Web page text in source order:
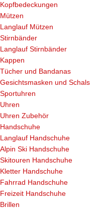
Kopfbedeckungen
Mützen
Langlauf Mützen
Stirnbänder
Langlauf Stirnbänder
Kappen
Tücher und Bandanas
Gesichtsmasken und Schals
Sportuhren
Uhren
Uhren Zubehör
Handschuhe
Langlauf Handschuhe
Alpin Ski Handschuhe
Skitouren Handschuhe
Kletter Handschuhe
Fahrrad Handschuhe
Freizeit Handschuhe
Brillen